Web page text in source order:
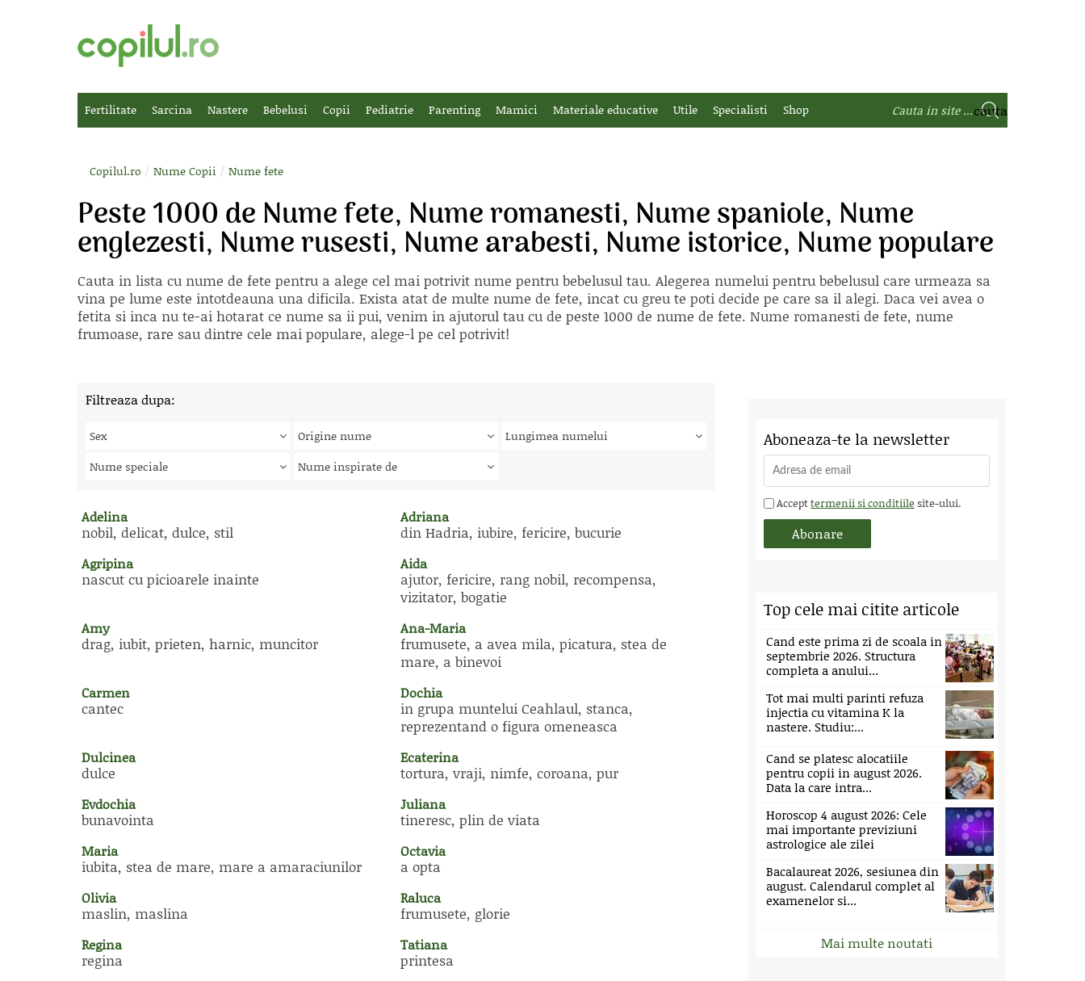
Fertilitate Sarcina Nastere Bebelusi Copii Pediatrie Parenting Mamici Materiale educative Utile Specialisti Shop
Copilul.ro / Nume Copii / Nume fete
Peste 1000 de Nume fete, Nume romanesti, Nume spaniole, Nume
englezesti, Nume rusesti, Nume arabesti, Nume istorice, Nume populare
Cauta in lista cu nume de fete pentru a alege cel mai potrivit nume pentru bebelusul tau. Alegerea numelui pentru bebelusul care urmeaza sa
vina pe lume este intotdeauna una dificila. Exista atat de multe nume de fete, incat cu greu te poti decide pe care sa il alegi. Daca vei avea o
fetita si inca nu te-ai hotarat ce nume sa ii pui, venim in ajutorul tau cu de peste 1000 de nume de fete. Nume romanesti de fete, nume
frumoase, rare sau dintre cele mai populare, alege-l pe cel potrivit!
Filtreaza dupa:
Sex Origine nume
Lungimea numelui
Nume speciale
Nume inspirate de
Adelina
nobil, delicat, dulce, stil
Adriana
din Hadria, iubire, fericire, bucurie
Agripina
nascut cu picioarele inainte
Aida
ajutor, fericire, rang nobil, recompensa,
vizitator, bogatie
Amy
drag, iubit, prieten, harnic, muncitor
Ana-Maria
frumusete, a avea mila, picatura, stea de
mare, a binevoi
Carmen
cantec
Dochia
in grupa muntelui Ceahlaul, stanca,
reprezentand o figura omeneasca
Dulcinea
dulce
Ecaterina
tortura, vraji, nimfe, coroana, pur
Evdochia
bunavointa
Juliana
tineresc, plin de viata
Maria
iubita, stea de mare, mare a amaraciunilor
Octavia
a opta
Olivia
maslin, maslina
Raluca
frumusete, glorie
Regina
regina
Tatiana
printesa
Aboneaza-te la newsletter
Accepttermenii si conditiile site-ului.
Top cele mai citite articole
Cand este prima zi de scoala in
septembrie 2026. Structura
completa a anului...
Tot mai multi parinti refuza
injectia cu vitamina K la
nastere. Studiu:...
Cand se platesc alocatiile
pentru copii in august 2026.
Data la care intra...
Horoscop 4 august 2026: Cele
mai importante previziuni
astrologice ale zilei
Bacalaureat 2026, sesiunea din
august. Calendarul complet al
examenelor si...
Mai multe noutati